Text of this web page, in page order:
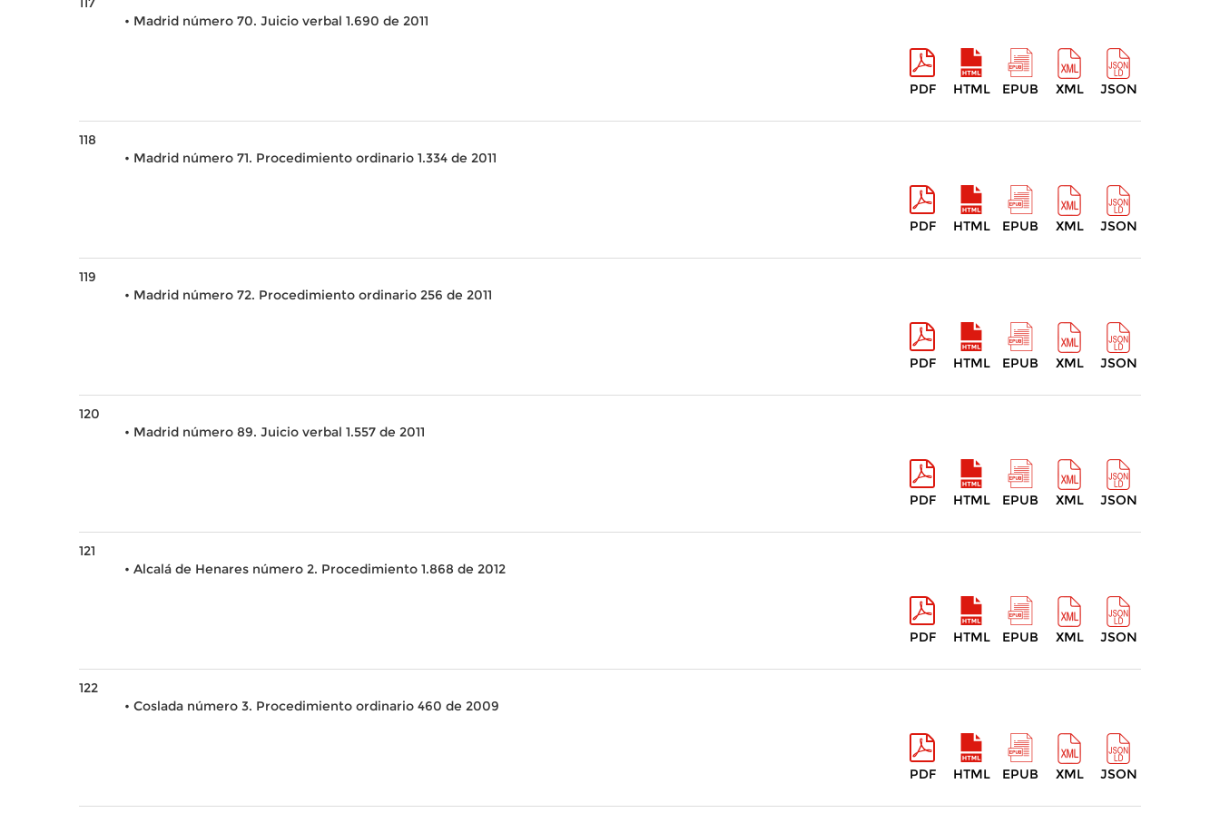
• Madrid número 70. Juicio verbal 1.690 de 2011
PDF HTML EPUB XML JSON
118
• Madrid número 71. Procedimiento ordinario 1.334 de 2011
PDF HTML EPUB XML JSON
119
• Madrid número 72. Procedimiento ordinario 256 de 2011
PDF HTML EPUB XML JSON
120
• Madrid número 89. Juicio verbal 1.557 de 2011
PDF HTML EPUB XML JSON
121
• Alcalá de Henares número 2. Procedimiento 1.868 de 2012
PDF HTML EPUB XML JSON
122
• Coslada número 3. Procedimiento ordinario 460 de 2009
PDF HTML EPUB XML JSON